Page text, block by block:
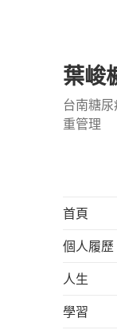
葉峻
台南糖
重管理
首頁
個人履歷
人生
學習